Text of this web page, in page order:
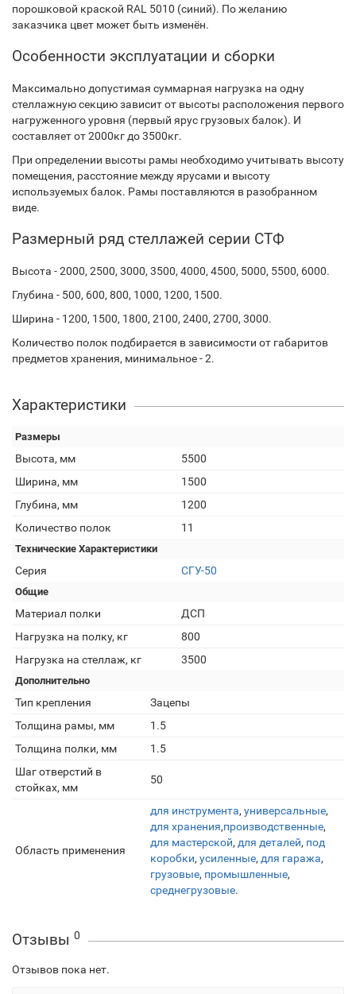
порошковой краской RAL 5010 (синий). По желанию
заказчика цвет может быть изменён.
Особенности эксплуатации и сборки
Максимально допустимая суммарная нагрузка на одну
стеллажную секцию зависит от высоты расположения первого
нагруженного уровня (первый ярус грузовых балок). И
составляет от 2000кг до 3500кг.
При определении высоты рамы необходимо учитывать высоту
помещения, расстояние между ярусами и высоту
используемых балок. Рамы поставляются в разобранном
виде.
Размерный ряд стеллажей серии СТФ
Высота - 2000, 2500, 3000, 3500, 4000, 4500, 5000, 5500, 6000.
Глубина - 500, 600, 800, 1000, 1200, 1500.
Ширина - 1200, 1500, 1800, 2100, 2400, 2700, 3000.
Количество полок подбирается в зависимости от габаритов
предметов хранения, минимальное - 2.
Характеристики
Размеры
Высота, мм
5500
Ширина, мм
1500
Глубина, мм
1200
Количество полок
11
Технические Характеристики
Серия СГУ-50
Общие
Материал полки
ДСП
Нагрузка на полку, кг
800
Нагрузка на стеллаж, кг
3500
Дополнительно
Тип крепления
Зацепы
Толщина рамы, мм
1.5
Толщина полки, мм
1.5
Шаг отверстий в
стойках, мм
50
Область применения
для инструмента, универсальные,
для хранения,производственные,
для мастерской, для деталей, под
коробки, усиленные, для гаража,
грузовые, промышленные,
среднегрузовые.
Отзывы 0
Отзывов пока нет.